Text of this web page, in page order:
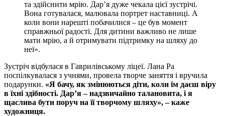
та здійснити мрію. Дар’я дуже чекала цієї зустрічі.
Вона готувалася, малювала портрет наставниці. А
коли вони нарешті побачилися – це був момент
справжньої радості. Для дитини важливо не лише
мати мрію, а й отримувати підтримку на шляху до
неї».
Зустріч відбулася в Гаврилівському ліцеї. Лана Ра
поспілкувалася з учнями, провела творче заняття і вручила
подарунки. «Я бачу, як змінюються діти, коли їм даєш віру
в їхні здібності. Дар’я – надзвичайно талановита, і я
щаслива бути поруч на її творчому шляху», – каже
художниця.